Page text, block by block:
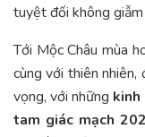
tuyệt đối không
Tới Mộc Châu mùa
cùng với thiên
vọng, với những kinh
tam giác mạch